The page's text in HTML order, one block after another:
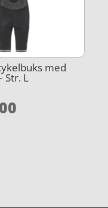
med
Str. L